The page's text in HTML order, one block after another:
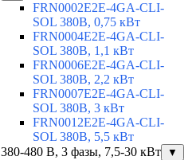
FRN0002E2E-4GA-CLI-
SOL 380В, 0,75 кВт
FRN0004E2E-4GA-CLI-
SOL 380В, 1,1 кВт
FRN0006E2E-4GA-CLI-
SOL 380В, 2,2 кВт
FRN0007E2E-4GA-CLI-
SOL 380В, 3 кВт
FRN0012E2E-4GA-CLI-
SOL 380В, 5,5 кВт
380-480 В, 3 фазы, 7,5-30 кВт
▼